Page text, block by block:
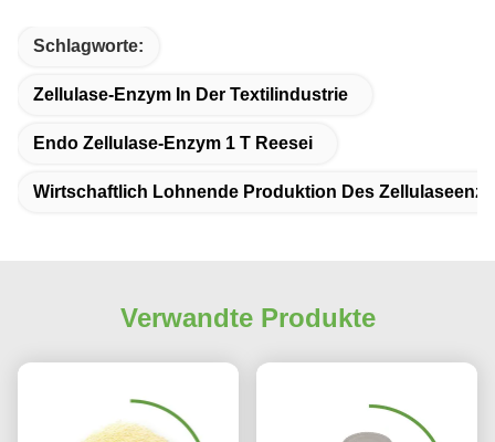
Schlagworte:
Zellulase-Enzym In Der Textilindustrie
Endo Zellulase-Enzym 1 T Reesei
Wirtschaftlich Lohnende Produktion Des
Verwandte Produkte